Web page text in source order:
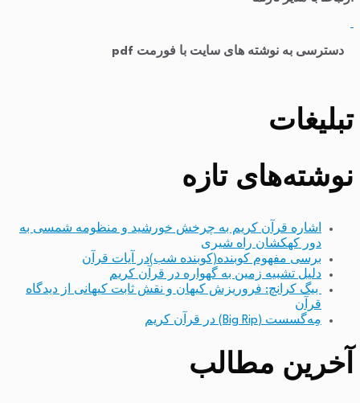
دسترسی به نوشته های سایت با فورمت pdf
تبلیغات
نوشته‌های تازه
اشاره قرآن کریم به چرخش خورشید و منظومه شمسی به
دور کهکشان راه شیری
برسی مفهوم کوبنده(کوبنده شب)در آیات قرآن
دلیل تشبیه زمین به گهواره در قرآن کریم
بیگ کرانچ: فروریزش کیهان و نقش ثابت کیهانی از دیدگاه
قرآن
مِه‌گسست (Big Rip) در قرآن کریم
آخرین مطالب